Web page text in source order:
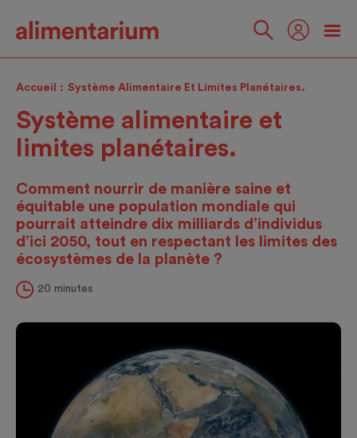
Suivez-
Accueil Système Alimentaire Et Limites Planétaires.
Système alimentaire et
limites planétaires.
Comment nourrir de manière saine et
équitable une population mondiale qui
pourrait atteindre dix milliards d’individus
d’ici 2050, tout en respectant les limites des
écosystèmes de la planète ?
20 minutes